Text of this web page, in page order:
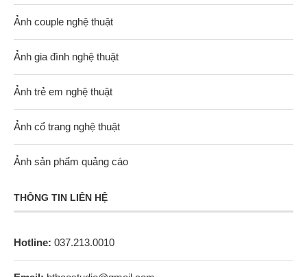
Ảnh couple nghệ thuật
Ảnh gia đình nghệ thuật
Ảnh trẻ em nghệ thuật
Ảnh cổ trang nghệ thuật
Ảnh sản phẩm quảng cáo
THÔNG TIN LIÊN HỆ
Hotline: 037.213.0010